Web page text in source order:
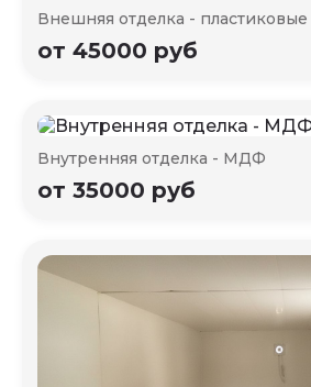
Внешняя отделка -
от 45000 руб
Внутренняя отделка - МДФ
от 35000 руб